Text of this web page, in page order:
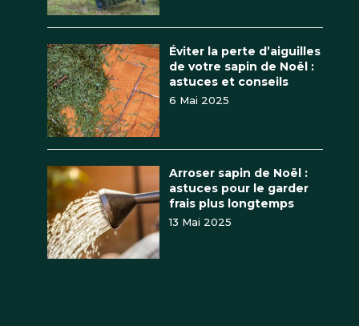
Éviter la perte d’aiguilles
de votre sapin de Noël :
astuces et conseils
6 Mai 2025
Arroser sapin de Noël :
astuces pour le garder
frais plus longtemps
13 Mai 2025